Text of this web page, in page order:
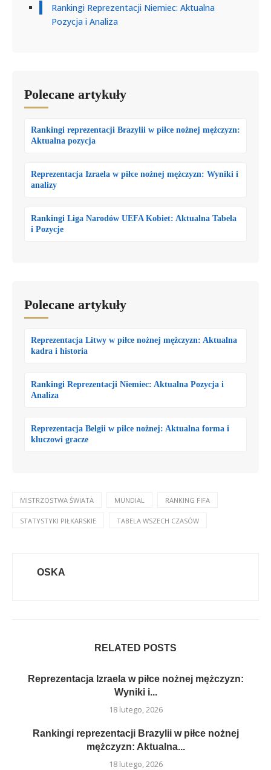
Rankingi Reprezentacji Niemiec: Aktualna
Pozycja i Analiza
Polecane artykuły
Rankingi reprezentacji Brazylii w piłce nożnej mężczyzn:
Aktualna pozycja
Reprezentacja Izraela w piłce nożnej mężczyzn: Wyniki i
analizy
Rankingi Liga Narodów UEFA Kobiet: Aktualna Tabela
i Pozycje
Polecane artykuły
Reprezentacja Litwy w piłce nożnej mężczyzn: Aktualna
kadra i historia
Rankingi Reprezentacji Niemiec: Aktualna Pozycja i
Analiza
Reprezentacja Belgii w piłce nożnej: Aktualna forma i
kluczowi gracze
MISTRZOSTWA ŚWIATA MUNDIAL RANKING FIFA
STATYSTYKI PIŁKARSKIE TABELA WSZECH CZASÓW
OSKA
RELATED POSTS
Reprezentacja Izraela w piłce nożnej mężczyzn:
Wyniki i...
18 lutego, 2026
Rankingi reprezentacji Brazylii w piłce nożnej
mężczyzn: Aktualna...
18 lutego, 2026